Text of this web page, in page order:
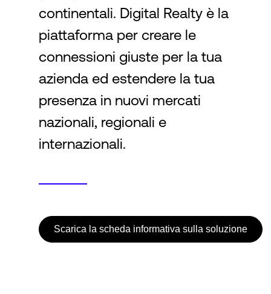
continentali. Digital Realty è la
piattaforma per creare le
connessioni giuste per la tua
azienda ed estendere la tua
presenza in nuovi mercati
nazionali, regionali e
internazionali.
Scarica la scheda informativa sulla soluzione